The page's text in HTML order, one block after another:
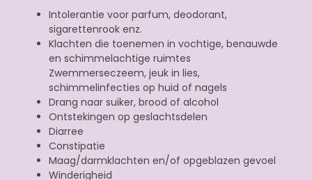
Intolerantie voor parfum, deodorant,
sigarettenrook enz.
Klachten die toenemen in vochtige, benauwde
en schimmelachtige ruimtes
Zwemmerseczeem, jeuk in lies,
schimmelinfecties op huid of nagels
Drang naar suiker, brood of alcohol
Ontstekingen op geslachtsdelen
Diarree
Constipatie
Maag/darmklachten en/of opgeblazen gevoel
Winderigheid